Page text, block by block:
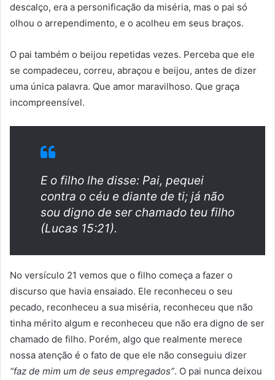
descalço, era a personificação da miséria, mas o pai só
olhou o arrependimento, e o acolheu em seus braços.
O pai também o beijou repetidas vezes. Perceba que ele
se compadeceu, correu, abraçou e beijou, antes de dizer
uma única palavra. Que amor maravilhoso. Que graça
incompreensível.
E o filho lhe disse: Pai, pequei
contra o céu e diante de ti; já não
sou digno de ser chamado teu filho
(Lucas 15:21).
No versículo 21 vemos que o filho começa a fazer o
discurso que havia ensaiado. Ele reconheceu o seu
pecado, reconheceu a sua miséria, reconheceu que não
tinha mérito algum e reconheceu que não era digno de ser
chamado de filho. Porém, algo que realmente merece
nossa atenção é o fato de que ele não conseguiu dizer
“faz de mim um de seus empregados”. O pai nunca deixou